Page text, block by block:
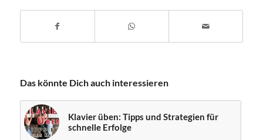
Das könnte Dich auch interessieren
Klavier üben: Tipps und Strategien für
schnelle Erfolge